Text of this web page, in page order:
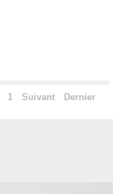
1 Suivant Dernier